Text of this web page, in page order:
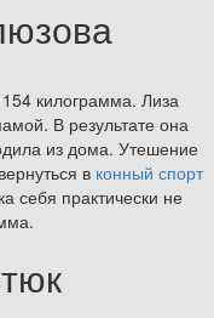
килограмма. Лиза
В результате она
из дома. Утешение
в конный спорт
себя практически не